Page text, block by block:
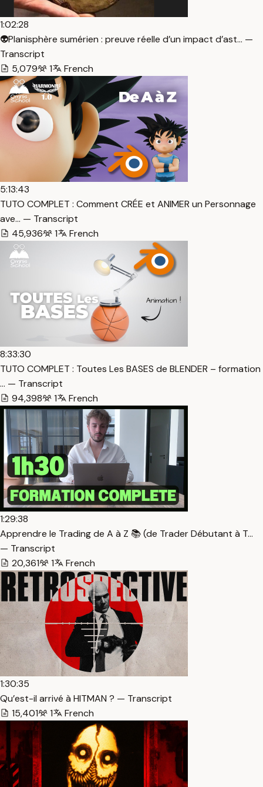
1:02:28
👽Planisphère sumérien : preuve réelle d’un impact d’ast… —
Transcript
5,079
1 French
5:13:43
TUTO COMPLET : Comment CRÉE et ANIMER un Personnage
ave… — Transcript
45,936
1 French
8:33:30
TUTO COMPLET : Toutes Les BASES de BLENDER – formation
… — Transcript
94,398
1 French
1:29:38
Apprendre le Trading de A à Z 📚 (de Trader Débutant à T…
— Transcript
20,361
1 French
1:30:35
Qu’est-il arrivé à HITMAN ? — Transcript
15,401
1 French